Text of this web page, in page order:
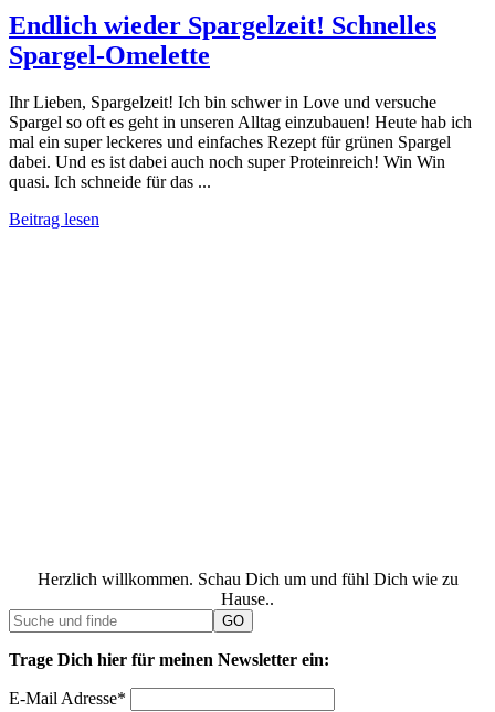
Endlich wieder Spargelzeit! Schnelles
Spargel-Omelette
Ihr Lieben, Spargelzeit! Ich bin schwer in Love und versuche
Spargel so oft es geht in unseren Alltag einzubauen! Heute hab ich
mal ein super leckeres und einfaches Rezept für grünen Spargel
dabei. Und es ist dabei auch noch super Proteinreich! Win Win
quasi. Ich schneide für das ...
Beitrag lesen
Herzlich willkommen. Schau Dich um und fühl Dich wie zu
Hause..
Trage Dich hier für meinen Newsletter ein:
E-Mail Adresse*